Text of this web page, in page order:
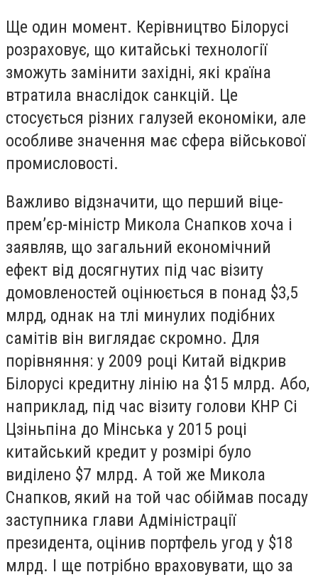
Ще один момент. Керівництво Білорусі
розраховує, що китайські технології
зможуть замінити західні, які країна
втратила внаслідок санкцій. Це
стосується різних галузей економіки, але
особливе значення має сфера військової
промисловості.
Важливо відзначити, що перший віце-
прем’єр-міністр Микола Снапков хоча і
заявляв, що загальний економічний
ефект від досягнутих під час візиту
домовленостей оцінюється в понад $3,5
млрд, однак на тлі минулих подібних
самітів він виглядає скромно. Для
порівняння: у 2009 році Китай відкрив
Білорусі кредитну лінію на $15 млрд. Або,
наприклад, під час візиту голови КНР Сі
Цзіньпіна до Мінська у 2015 році
китайський кредит у розмірі було
виділено $7 млрд. А той же Микола
Снапков, який на той час обіймав посаду
заступника глави Адміністрації
президента, оцінив портфель угод у $18
млрд. І ще потрібно враховувати, що за